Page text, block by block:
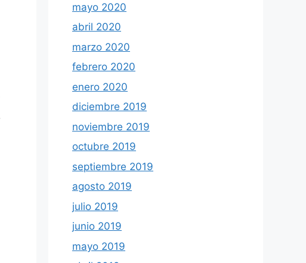
mayo 2020
abril 2020
marzo 2020
febrero 2020
enero 2020
diciembre 2019
noviembre 2019
octubre 2019
septiembre 2019
agosto 2019
julio 2019
junio 2019
mayo 2019